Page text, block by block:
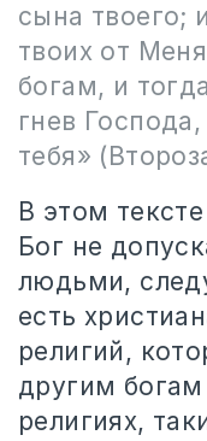
сына твоего;
твоих от
богам, и
гнев
тебя»
В этом
Бог не
людьми,
есть
религий,
другим
религиях,